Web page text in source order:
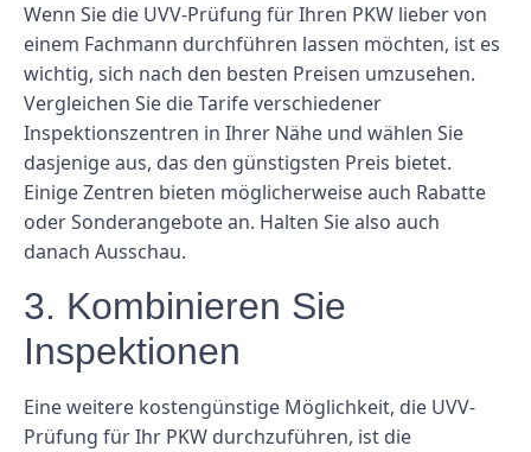
Wenn Sie die UVV-Prüfung für Ihren PKW lieber von
einem Fachmann durchführen lassen möchten, ist es
wichtig, sich nach den besten Preisen umzusehen.
Vergleichen Sie die Tarife verschiedener
Inspektionszentren in Ihrer Nähe und wählen Sie
dasjenige aus, das den günstigsten Preis bietet.
Einige Zentren bieten möglicherweise auch Rabatte
oder Sonderangebote an. Halten Sie also auch
danach Ausschau.
3. Kombinieren Sie
Inspektionen
Eine weitere kostengünstige Möglichkeit, die UVV-
Prüfung für Ihr PKW durchzuführen, ist die